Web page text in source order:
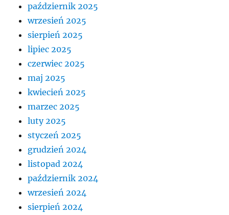
październik 2025
wrzesień 2025
sierpień 2025
lipiec 2025
czerwiec 2025
maj 2025
kwiecień 2025
marzec 2025
luty 2025
styczeń 2025
grudzień 2024
listopad 2024
październik 2024
wrzesień 2024
sierpień 2024